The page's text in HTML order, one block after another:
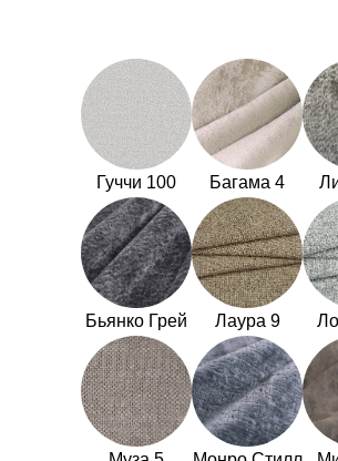
Гуччи 100 Багама 4
Бьянко Грей Лаура 9